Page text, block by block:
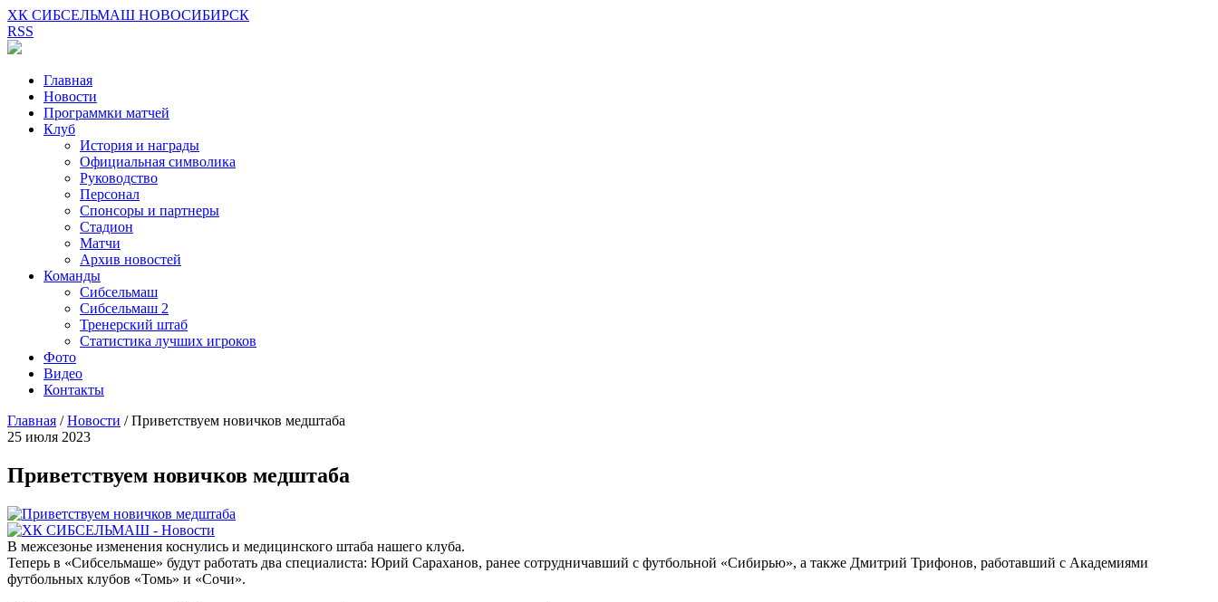
ХК СИБСЕЛЬМАШ НОВОСИБИРСК
RSS
Главная
Новости
Программки матчей
Клуб
История и награды
Официальная символика
Руководство
Персонал
Спонсоры и партнеры
Стадион
Матчи
Архив новостей
Команды
Сибсельмаш
Сибсельмаш 2
Тренерский штаб
Статистика лучших игроков
Фото
Видео
Контакты
Главная /Новости /Приветствуем новичков медштаба
25 июля 2023
Приветствуем новичков медштаба
В межсезонье изменения коснулись и медицинского штаба нашего клуба.
Теперь в «Сибсельмаше» будут работать два специалиста: Юрий Сараханов, ранее сотрудничавший с футбольной «Сибирью», а также Дмитрий Трифонов, работавший с Академиями
футбольных клубов «Томь» и «Сочи».